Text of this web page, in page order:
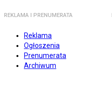
REKLAMA I PRENUMERATA
Reklama
Ogłoszenia
Prenumerata
Archiwum